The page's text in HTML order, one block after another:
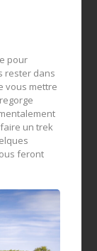
pour
rester dans
vous mettre
un trek
feront